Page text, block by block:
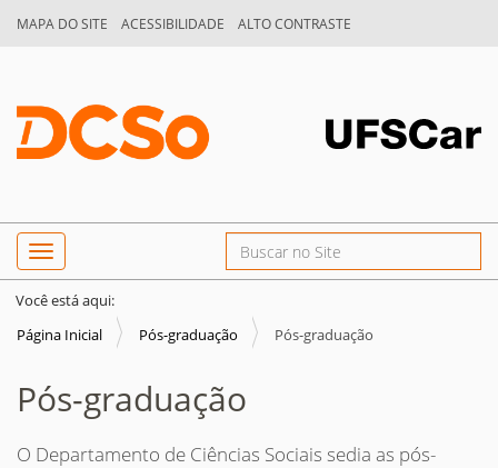
Busca
Busca Avançada…
MAPA DO SITE ACESSIBILIDADE ALTO CONTRASTE
Toggle navigation
Você está aqui:
Página Inicial
Pós-graduação Pós-graduação
Pós-graduação
O Departamento de Ciências Sociais sedia as pós-